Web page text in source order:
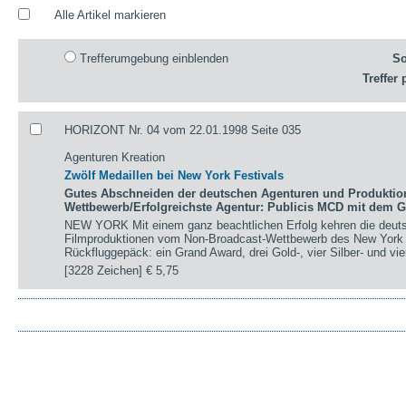
Alle Artikel markieren
Trefferumgebung einblenden
Treffer
HORIZONT Nr. 04 vom 22.01.1998 Seite 035
Agenturen Kreation
Zwölf Medaillen bei New York Festivals
Gutes Abschneiden der deutschen Agenturen und
Wettbewerb/Erfolgreichste Agentur: Publicis MCD mit dem
NEW YORK Mit einem ganz beachtlichen Erfolg kehren die
Filmproduktionen vom Non-Broadcast-Wettbewerb des New
Rückfluggepäck: ein Grand Award, drei Gold-, vier Silber- und
[3228 Zeichen]€ 5,75